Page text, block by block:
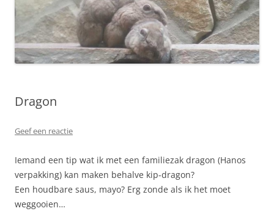
Dragon
Geef een reactie
Iemand een tip wat ik met een familiezak dragon (Hanos
verpakking) kan maken behalve kip-dragon?
Een houdbare saus, mayo? Erg zonde als ik het moet
weggooien…